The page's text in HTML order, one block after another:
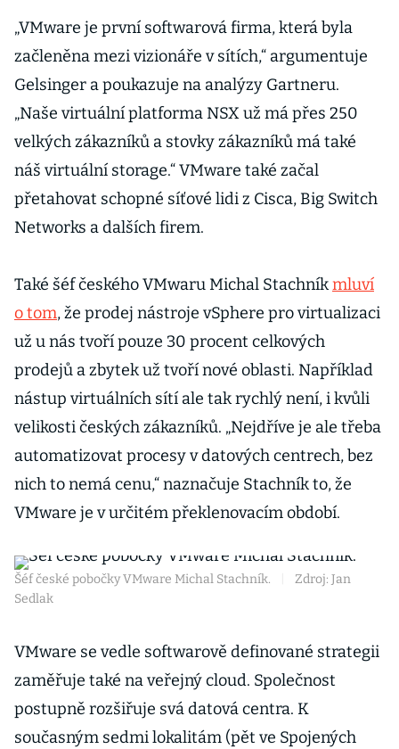
„VMware je první softwarová firma, která byla
začleněna mezi vizionáře v sítích,“ argumentuje
Gelsinger a poukazuje na analýzy Gartneru.
„Naše virtuální platforma NSX už má přes 250
velkých zákazníků a stovky zákazníků má také
náš virtuální storage.“ VMware také začal
přetahovat schopné síťové lidi z Cisca, Big Switch
Networks a dalších firem.
Také šéf českého VMwaru Michal Stachníkmluví
o tom, že prodej nástroje vSphere pro virtualizaci
už u nás tvoří pouze 30 procent celkových
prodejů a zbytek už tvoří nové oblasti. Například
nástup virtuálních sítí ale tak rychlý není, i kvůli
velikosti českých zákazníků. „Nejdříve je ale třeba
automatizovat procesy v datových centrech, bez
nich to nemá cenu,“ naznačuje Stachník to, že
VMware je v určitém překlenovacím období.
Šéf české pobočky VMware Michal Stachník.
Zdroj: Jan
Sedlak
VMware se vedle softwarově definované strategii
zaměřuje také na veřejný cloud. Společnost
postupně rozšiřuje svá datová centra. K
současným sedmi lokalitám (pět ve Spojených